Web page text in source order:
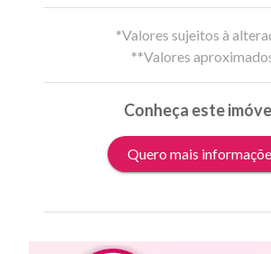
*Valores sujeitos à
**Valores
Conheça este
Quero mais